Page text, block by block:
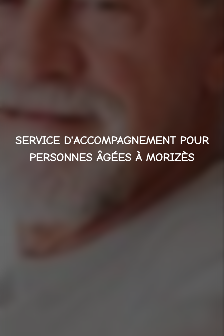
SERVICE D'ACCOMPAGNEMENT POUR
PERSONNES ÂGÉES À MORIZÈS